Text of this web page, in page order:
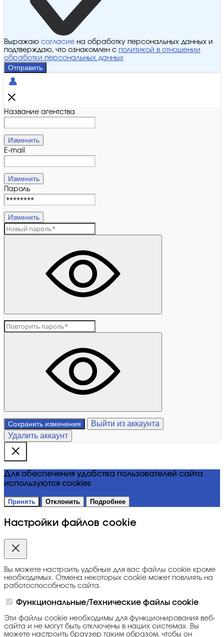
Выражаю согласие на обработку персональных данных и
подтверждаю, что ознакомлен с политикой в отношении
обработки персональных данных
Отправить
Название агентства
Изменить
E-mail
Изменить
Пароль
Изменить
Сохранить изменения
Выйти из аккаунта
Удалить аккаунт
Для обеспечения удобства пользователей сайта
используются cookies
Принять Отклонить Подробнее
Настройки файлов cookie
Вы можете настроить удобные для вас файлы cookie кроме
необходимых. Отмена некоторых cookie может повлиять на
работоспособность сайта.
Функциональные/Технические файлы cookie
Эти файлы cookie необходимы для функционирования веб-
сайта и не могут быть отключены в наших системах. Вы
можете настроить браузер таким образом, чтобы он